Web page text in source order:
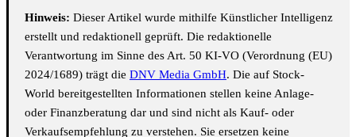
Hinweis: Dieser Artikel wurde mithilfe Künstlicher Intelligenz
erstellt und redaktionell geprüft. Die redaktionelle
Verantwortung im Sinne des Art. 50 KI-VO (Verordnung (EU)
2024/1689) trägt die DNV Media GmbH. Die auf Stock-
World bereitgestellten Informationen stellen keine Anlage-
oder Finanzberatung dar und sind nicht als Kauf- oder
Verkaufsempfehlung zu verstehen. Sie ersetzen keine